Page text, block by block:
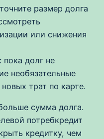
размер долга
или снижения
долг не
необязательные
трат по карте.
сумма долга.
потребкредит
кредитку, чем